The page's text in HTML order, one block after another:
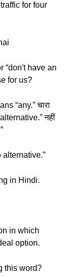
for four
“don't have an
for us?
“any.” चारा
नहीं
alternative.”
in Hindi.
in which
option.
this word?